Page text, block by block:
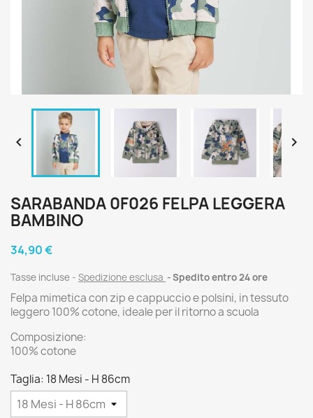
 
SARABANDA 0F026 FELPA LEGGERA
BAMBINO
34,90 €
Tasse incluse Spedizione esclusa Spedito entro 24 ore
Felpa mimetica con zip e cappuccio e polsini, in tessuto
leggero 100% cotone, ideale per il ritorno a scuola
Composizione:
100% cotone
Taglia: 18 Mesi - H 86cm